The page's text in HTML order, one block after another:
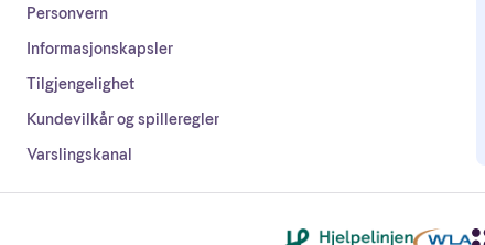
Personvern
Informasjonskapsler
Tilgjengelighet
Kundevilkår og spilleregler
Varslingskanal